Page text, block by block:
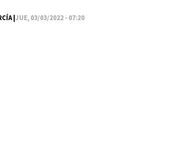
|JUE, 03/03/2022 - 07:20